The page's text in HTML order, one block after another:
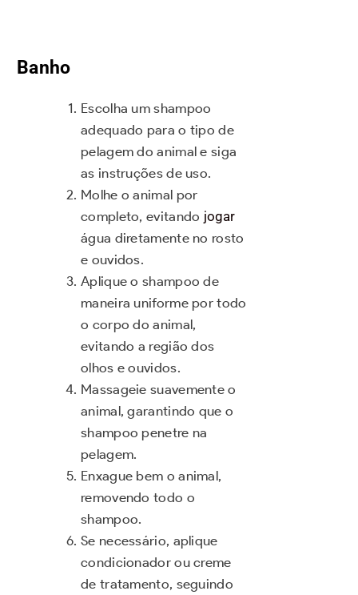
Banho
Escolha um shampoo
adequado para o tipo de
pelagem do animal e siga
as instruções de uso.
Molhe o animal por
completo, evitando jogar
água diretamente no rosto
e ouvidos.
Aplique o shampoo de
maneira uniforme por todo
o corpo do animal,
evitando a região dos
olhos e ouvidos.
Massageie suavemente o
animal, garantindo que o
shampoo penetre na
pelagem.
Enxague bem o animal,
removendo todo o
shampoo.
Se necessário, aplique
condicionador ou creme
de tratamento, seguindo